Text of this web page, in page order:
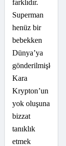
farklıdır.
Superman
henüz bir
bebekken
Dünya’ya
gönderilmişken,
Kara
Krypton’un
yok oluşuna
bizzat
tanıklık
etmek